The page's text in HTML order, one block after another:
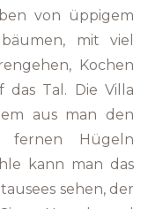
von üppigem
mit viel
Kochen
das Tal. Die Villa
aus man den
fernen Hügeln
kann man das
sehen, der